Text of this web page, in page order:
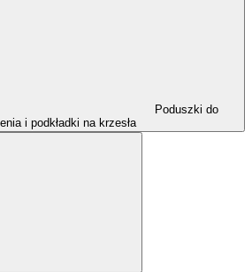
Poduszki do
i podkładki na krzesła